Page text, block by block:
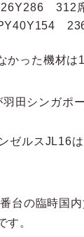
312
かった機材は
田シンガポ
ゼルスJL16
台の臨時国
す。